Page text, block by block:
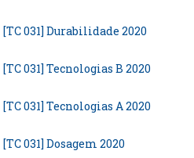
[TC 031] Durabilidade 2020
[TC 031] Tecnologias B 2020
[TC 031] Tecnologias A 2020
[TC 031] Dosagem 2020